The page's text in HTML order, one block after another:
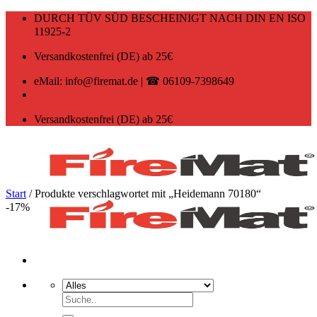
Zum
DURCH TÜV SÜD BESCHEINIGT NACH DIN EN ISO
11925-2
Versandkostenfrei (DE) ab 25€
eMail: info@firemat.de | ☎ 06109-7398649
Versandkostenfrei (DE) ab 25€
Suchen
nach:
Start /Produkte verschlagwortet mit „Heidemann 70180“
-17%